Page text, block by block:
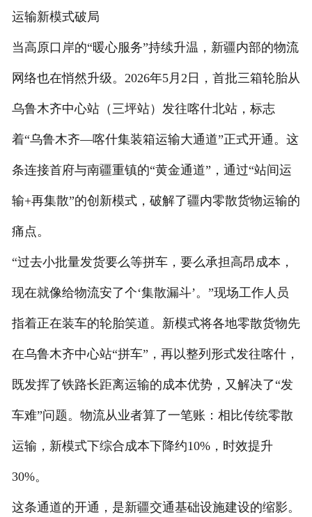
运输新模式破局
当高原口岸的“暖心服务”持续升温，新疆内部的物流
网络也在悄然升级。2026年5月2日，首批三箱轮胎从
乌鲁木齐中心站（三坪站）发往喀什北站，标志
着“乌鲁木齐—喀什集装箱运输大通道”正式开通。这
条连接首府与南疆重镇的“黄金通道”，通过“站间运
输+再集散”的创新模式，破解了疆内零散货物运输的
痛点。
“过去小批量发货要么等拼车，要么承担高昂成本，
现在就像给物流安了个‘集散漏斗’。”现场工作人员
指着正在装车的轮胎笑道。新模式将各地零散货物先
在乌鲁木齐中心站“拼车”，再以整列形式发往喀什，
既发挥了铁路长距离运输的成本优势，又解决了“发
车难”问题。物流从业者算了一笔账：相比传统零散
运输，新模式下综合成本下降约10%，时效提升
30%。
这条通道的开通，是新疆交通基础设施建设的缩影。